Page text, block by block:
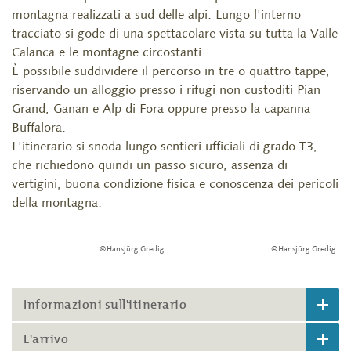
montagna realizzati a sud delle alpi. Lungo l'interno
tracciato si gode di una spettacolare vista su tutta la Valle
Calanca e le montagne circostanti.
È possibile suddividere il percorso in tre o quattro tappe,
riservando un alloggio presso i rifugi non custoditi Pian
Grand, Ganan e Alp di Fora oppure presso la capanna
Buffalora.
L'itinerario si snoda lungo sentieri ufficiali di grado T3,
che richiedono quindi un passo sicuro, assenza di
vertigini, buona condizione fisica e conoscenza dei pericoli
della montagna.
©Hansjürg Gredig ©Hansjürg Gredig
Informazioni sull'itinerario
L'arrivo